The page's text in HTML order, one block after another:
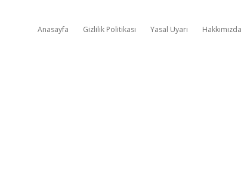
Anasayfa Gizlilik Politikası Yasal Uyarı Hakkımızda